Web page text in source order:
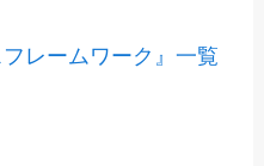
レームワーク』一覧